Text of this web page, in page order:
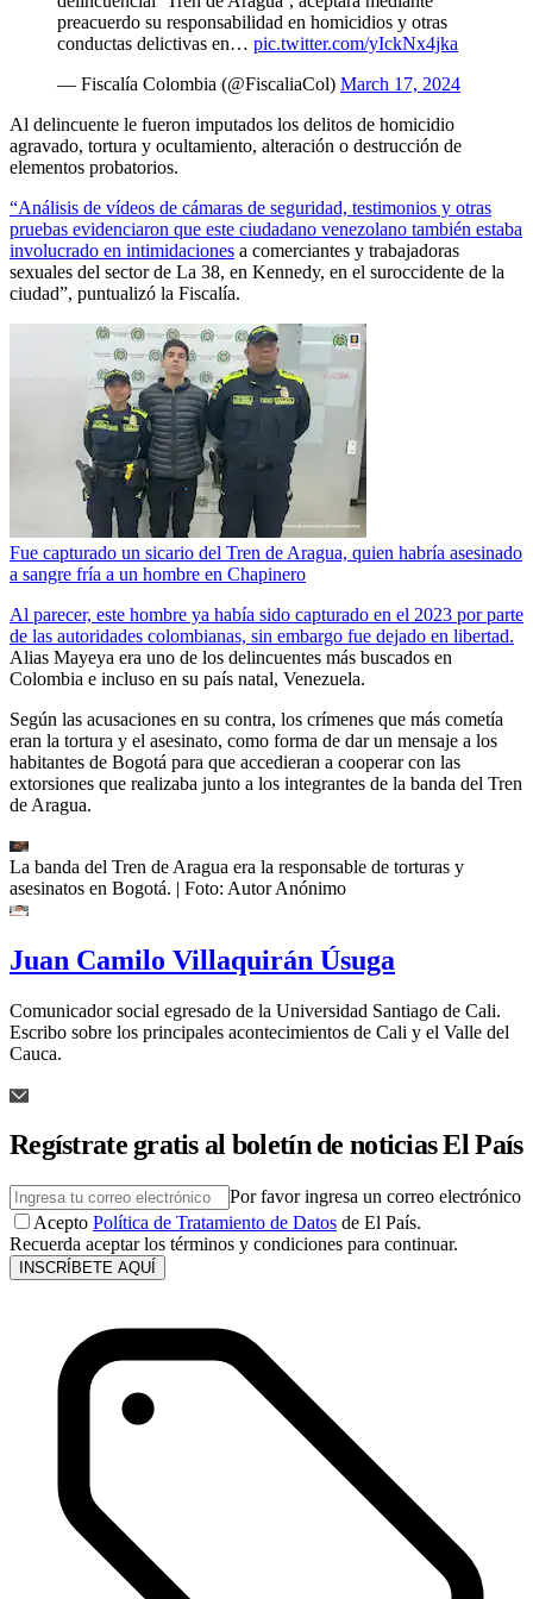
preacuerdo su responsabilidad en homicidios y otras
conductas delictivas en… pic.twitter.com/yIckNx4jka
— Fiscalía Colombia (@FiscaliaCol) March 17, 2024
Al delincuente le fueron imputados los delitos de homicidio
agravado, tortura y ocultamiento, alteración o destrucción de
elementos probatorios.
“Análisis de vídeos de cámaras de seguridad, testimonios y otras
pruebas evidenciaron que este ciudadano venezolano también estaba
involucrado en intimidaciones a comerciantes y trabajadoras
sexuales del sector de La 38, en Kennedy, en el suroccidente de la
ciudad”, puntualizó la Fiscalía.
Fue capturado un sicario del Tren de Aragua, quien habría asesinado
a sangre fría a un hombre en Chapinero
Al parecer, este hombre ya había sido capturado en el 2023 por parte
de las autoridades colombianas, sin embargo fue dejado en libertad.
Alias Mayeya era uno de los delincuentes más buscados en
Colombia e incluso en su país natal, Venezuela.
Según las acusaciones en su contra, los crímenes que más cometía
eran la tortura y el asesinato, como forma de dar un mensaje a los
habitantes de Bogotá para que accedieran a cooperar con las
extorsiones que realizaba junto a los integrantes de la banda del Tren
de Aragua.
La banda del Tren de Aragua era la responsable de torturas y
asesinatos en Bogotá. | Foto: Autor Anónimo
Juan Camilo Villaquirán Úsuga
Comunicador social egresado de la Universidad Santiago de Cali.
Escribo sobre los principales acontecimientos de Cali y el Valle del
Cauca.
Regístrate gratis al boletín de noticias El País
Por favor ingresa un correo electrónico
Acepto Política de Tratamiento de Datos de El País.
Recuerda aceptar los términos y condiciones para continuar.
INSCRÍBETE AQUÍ